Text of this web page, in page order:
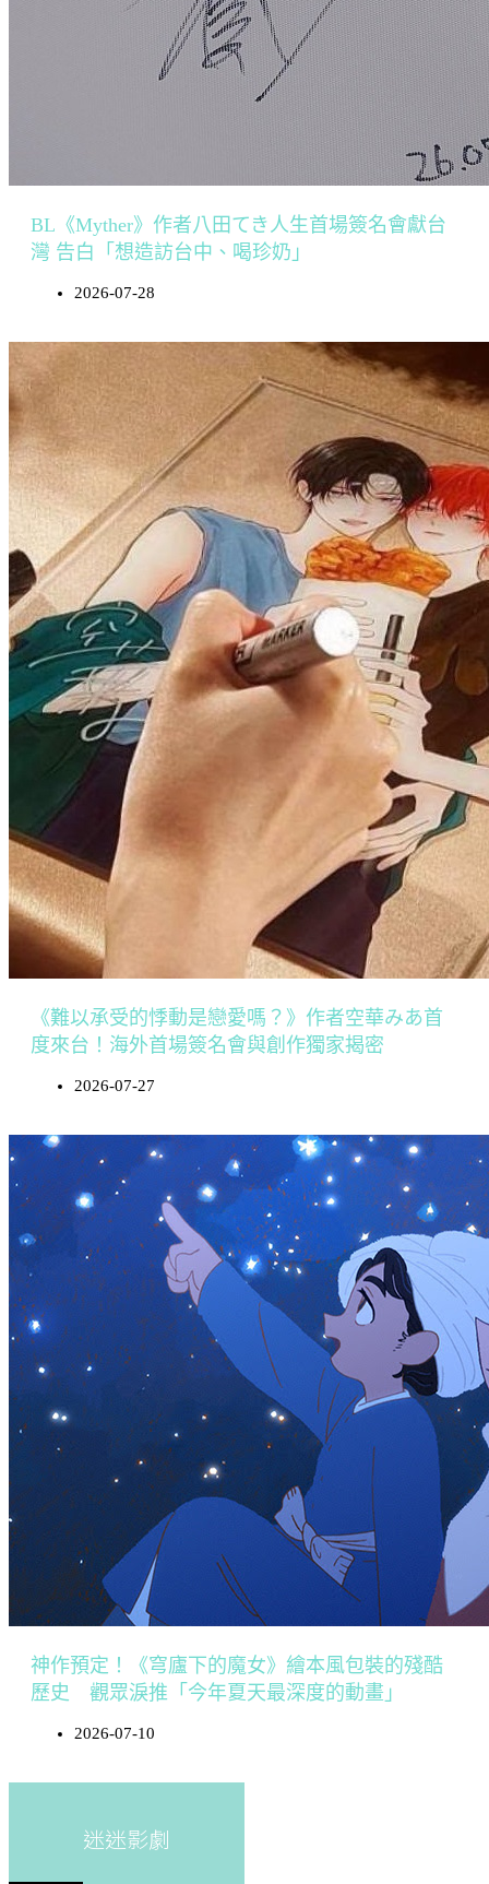
BL《Myther》作者八田てき人生首場簽名會獻台
灣 告白「想造訪台中、喝珍奶」
2026-07-28
《難以承受的悸動是戀愛嗎？》作者空華みあ首
度來台！海外首場簽名會與創作獨家揭密
2026-07-27
神作預定！《穹廬下的魔女》繪本風包裝的殘酷
歷史 觀眾淚推「今年夏天最深度的動畫」
2026-07-10
迷迷影劇